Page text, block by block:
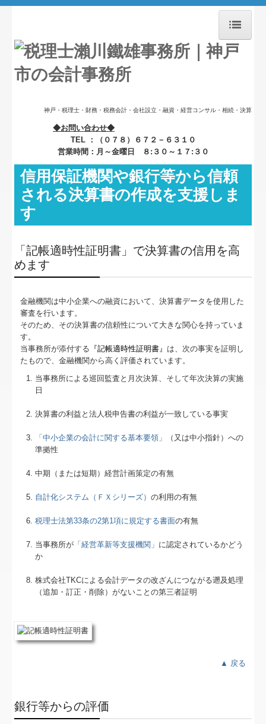
ホーム
業務案内
セミナー案内
料金について
経営理念
交通案内
補助金・助成金・融資情報
経営者お役立ち情報
TKCシステムQ&A
関与先向け融資商品ご紹介
神戸・税理士・財務・税務会計・会社設立・融資・経営コンサル・相続・決算
◆お問い合わせ◆
TEL ：（０７８）６７２－６３１０
営業時間：月～金曜日 ８:３０～１７:３０
信用保証機関や銀行等から信頼
される決算書の作成を支援しま
す
「記帳適時性証明書」で決算書の信用を高
めます
金融機関は中小企業への融資において、決算書データを使用した
審査を行います。
そのため、その決算書の信頼性について大きな関心を持っていま
す。
当事務所が添付する 『記帳適時性証明書』 は、次の事実を証明し
たもので、金融機関から高く評価されています。
当事務所による巡回監査と月次決算、そして年次決算の実施
日
決算書の利益と法人税申告書の利益が一致している事実
「中小企業の会計に関する基本要領」
（又は中小指針）への
準拠性
中期（または短期）経営計画策定の有無
自計化システム（ＦＸシリーズ）の利用の有無
税理士法第33条の2第1項に規定する書面の有無
当事務所が 「経営革新等支援機関」 に認定されているかどう
か
株式会社TKCによる会計データの改ざんにつながる遡及処理
（追加・訂正・削除）がないことの第三者証明
▲ 戻る
銀行等からの評価